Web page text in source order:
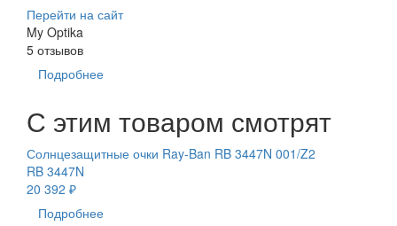
Перейти на сайт
My Optika
5 отзывов
Подробнее
С этим товаром смотрят
Солнцезащитные очки Ray-Ban RB 3447N 001/Z2
RB 3447N
20 392 ₽
Подробнее